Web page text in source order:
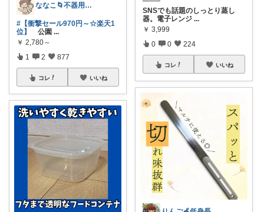
ななこ🌀不器用ママ￤家事＆育児グッズ
#【衝撃セール970円～☆楽天1
位】
公園 ...
￥ 2,780～
1 2 877
コレ いいね
SNSでも話題のしっとり蒸し
器。電子レンジ ...
￥ 3,999
0 0 224
コレ いいね